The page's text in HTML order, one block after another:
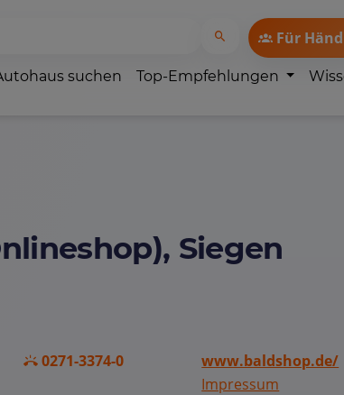
Für
suchen Top-Empfehlungen
Siegen
0271-3374-0
www.baldshop.de/
Impressum